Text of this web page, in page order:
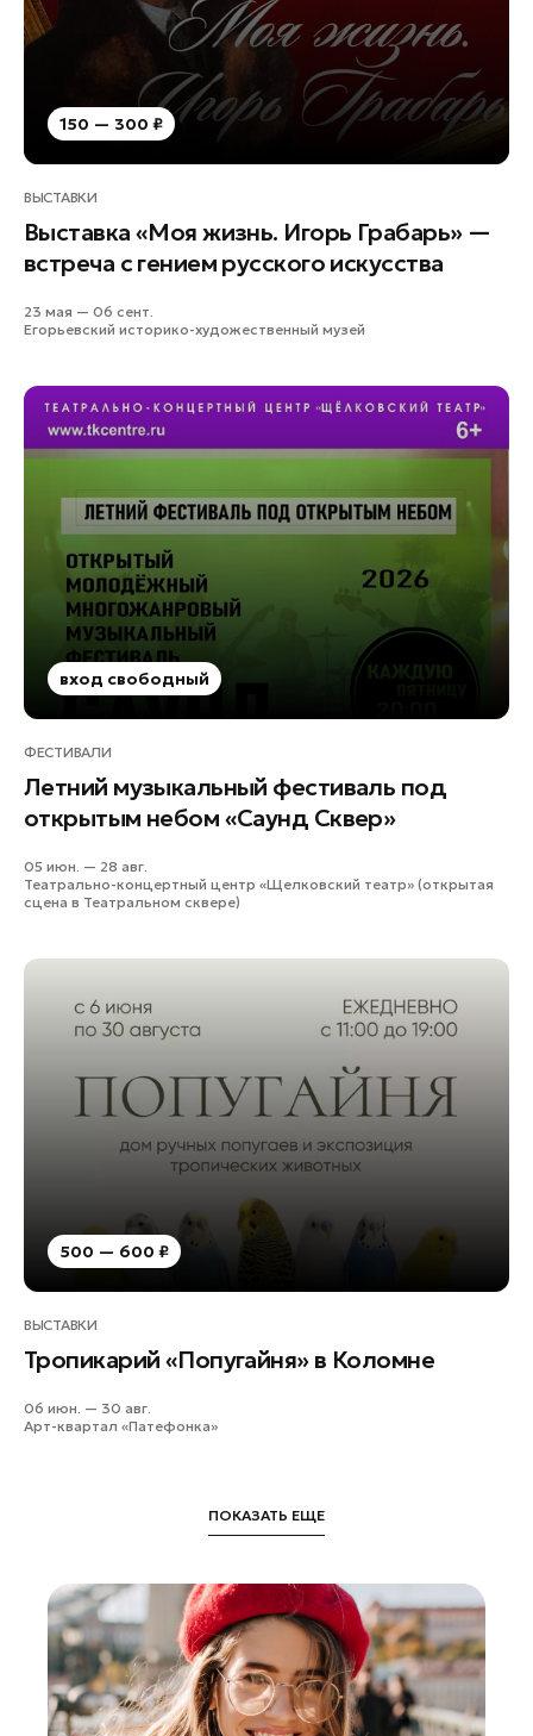
150 — 300 ₽
ВЫСТАВКИ
Выставка «Моя жизнь. Игорь Грабарь» —
встреча с гением русского искусства
23 мая — 06 сент.
Егорьевский историко-художественный музей
вход свободный
ФЕСТИВАЛИ
Летний музыкальный фестиваль под
открытым небом «Саунд Сквер»
05 июн. — 28 авг.
Театрально-концертный центр «Щелковский театр» (открытая
сцена в Театральном сквере)
500 — 600 ₽
ВЫСТАВКИ
Тропикарий «Попугайня» в Коломне
06 июн. — 30 авг.
Арт-квартал «Патефонка»
ПОКАЗАТЬ ЕЩЕ